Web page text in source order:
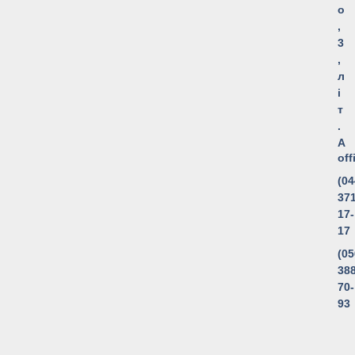
о
,
3
,
л
і
т
.
А
17-
17
70-
93